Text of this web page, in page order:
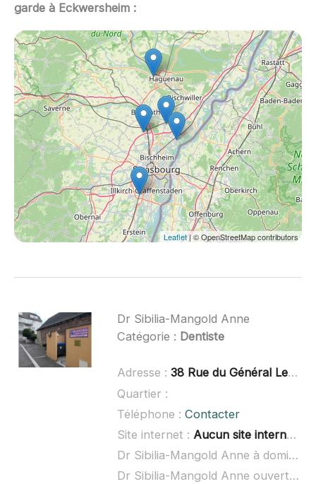
garde à Eckwersheim :
Leaflet| © OpenStreetMap contributors
Dr Sibilia-Mangold Anne
Catégorie : Dentiste
Adresse : 38 Rue du Général Leclerc, 67550 Eckwersheim
Quartier :
Téléphone : Contacter
Site internet : Aucun site internet connu
Dr Sibilia-Mangold Anne à domicile :
Dr Sibilia-Mangold Anne ouvert dimanche :